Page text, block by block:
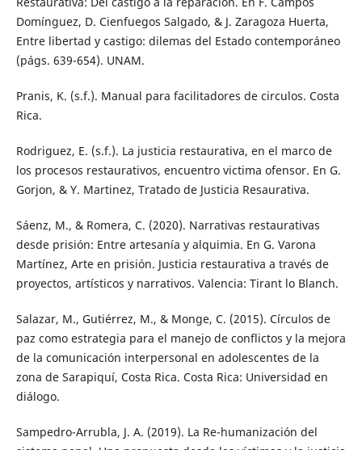
Domínguez, D. Cienfuegos Salgado, & J. Zaragoza Huerta,
Entre libertad y castigo: dilemas del Estado contemporáneo
(págs. 639-654). UNAM.
Pranis, K. (s.f.). Manual para facilitadores de circulos. Costa
Rica.
Rodriguez, E. (s.f.). La justicia restaurativa, en el marco de
los procesos restaurativos, encuentro victima ofensor. En G.
Gorjon, & Y. Martinez, Tratado de Justicia Resaurativa.
Sáenz, M., & Romera, C. (2020). Narrativas restaurativas
desde prisión: Entre artesanía y alquimia. En G. Varona
Martínez, Arte en prisión. Justicia restaurativa a través de
proyectos, artísticos y narrativos. Valencia: Tirant lo Blanch.
Salazar, M., Gutiérrez, M., & Monge, C. (2015). Círculos de
paz como estrategia para el manejo de conflictos y la mejora
de la comunicación interpersonal en adolescentes de la
zona de Sarapiquí, Costa Rica. Costa Rica: Universidad en
diálogo.
Sampedro-Arrubla, J. A. (2019). La Re-humanización del